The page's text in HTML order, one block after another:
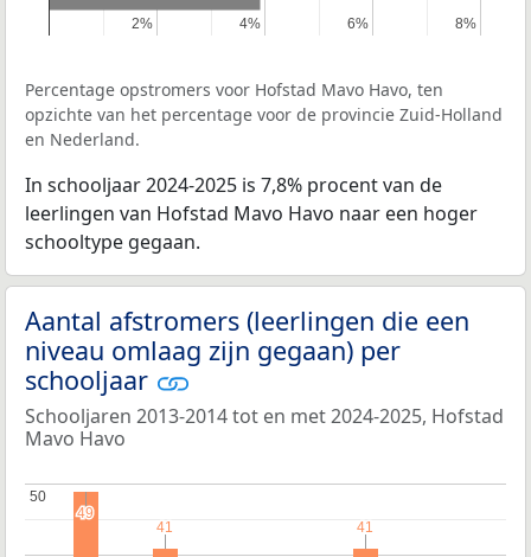
2%
2% 4%
4% 6%
6% 8%
8%
Percentage opstromers voor Hofstad Mavo Havo, ten
opzichte van het percentage voor de provincie Zuid-Holland
en Nederland.
In schooljaar 2024-2025 is 7,8% procent van de
leerlingen van Hofstad Mavo Havo naar een hoger
schooltype gegaan.
Aantal afstromers (leerlingen die een
niveau omlaag zijn gegaan) per
schooljaar
Schooljaren 2013-2014 tot en met 2024-2025, Hofstad
Mavo Havo
50
50
49
49
41
41 41
41